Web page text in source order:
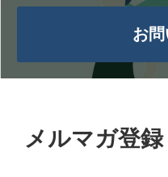
お
メルマガ登録